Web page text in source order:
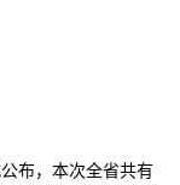
布，本次全省共有